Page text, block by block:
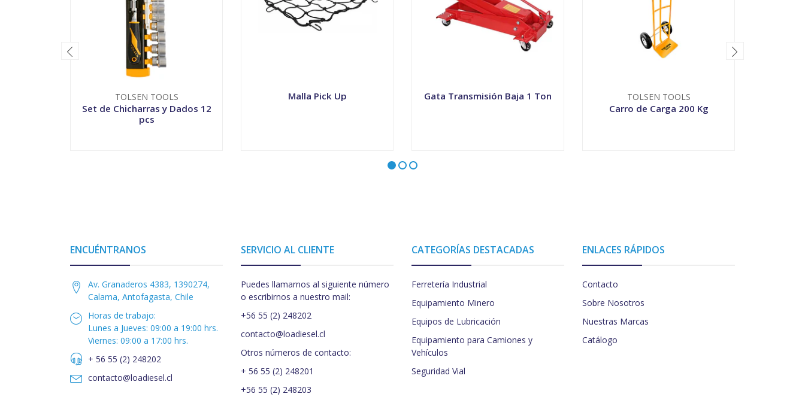
TOLSEN TOOLS
Set de Chicharras y Dados 12
pcs
Malla Pick Up Gata Transmisión Baja 1 Ton TOLSEN TOOLS
Carro de Carga 200 Kg
ENCUÉNTRANOS
Av. Granaderos 4383, 1390274,
Calama, Antofagasta, Chile
Horas de trabajo:
Lunes a Jueves: 09:00 a 19:00 hrs.
Viernes: 09:00 a 17:00 hrs.
+ 56 55 (2) 248202
contacto@loadiesel.cl
SERVICIO AL CLIENTE
Puedes llamarnos al siguiente número
o escribirnos a nuestro mail:
+56 55 (2) 248202
contacto@loadiesel.cl
Otros números de contacto:
+ 56 55 (2) 248201
+56 55 (2) 248203
CATEGORÍAS DESTACADAS
Ferretería Industrial
Equipamiento Minero
Equipos de Lubricación
Equipamiento para Camiones y
Vehículos
Seguridad Vial
ENLACES RÁPIDOS
Contacto
Sobre Nosotros
Nuestras Marcas
Catálogo